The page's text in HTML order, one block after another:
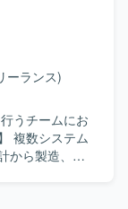
スキルおよび
発環
境を想定して
のWebフレー
応できる方
にも柔軟に
開発に携わる
知識を習得
ン開発スキル
事務システム
ーランス)
うチームにお
から製造、テ